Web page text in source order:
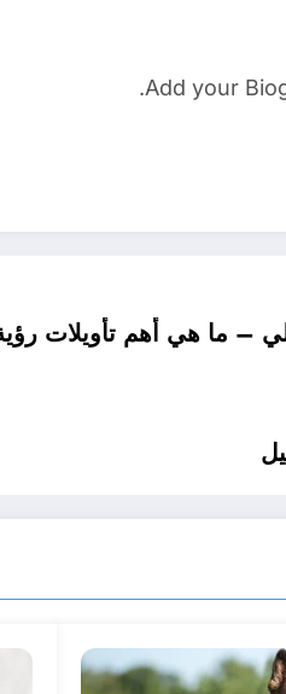
Add your
– ما هي أهم تأويلات